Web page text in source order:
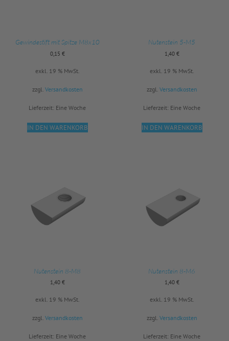
Gewindestift mit Spitze M8x10
0,15 €
exkl. 19 % MwSt.
zzgl. Versandkosten
Lieferzeit: Eine Woche
IN DEN WARENKORB
Nutenstein 5-M5
1,40 €
exkl. 19 % MwSt.
zzgl. Versandkosten
Lieferzeit: Eine Woche
IN DEN WARENKORB
Nutenstein 8-M8
1,40 €
exkl. 19 % MwSt.
zzgl. Versandkosten
Lieferzeit: Eine Woche
Nutenstein 8-M6
1,40 €
exkl. 19 % MwSt.
zzgl. Versandkosten
Lieferzeit: Eine Woche